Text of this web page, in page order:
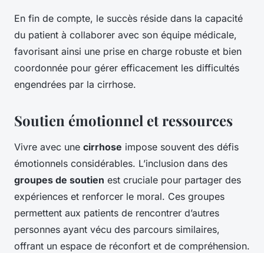
En fin de compte, le succès réside dans la capacité
du patient à collaborer avec son équipe médicale,
favorisant ainsi une prise en charge robuste et bien
coordonnée pour gérer efficacement les difficultés
engendrées par la cirrhose.
Soutien émotionnel et ressources
Vivre avec une cirrhose impose souvent des défis
émotionnels considérables. L’inclusion dans des
groupes de soutien est cruciale pour partager des
expériences et renforcer le moral. Ces groupes
permettent aux patients de rencontrer d’autres
personnes ayant vécu des parcours similaires,
offrant un espace de réconfort et de compréhension.